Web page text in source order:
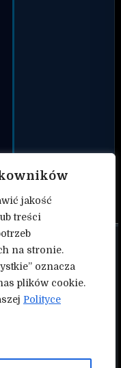
jakość
treści
na stronie.
oznacza
plików cookie.
Polityce